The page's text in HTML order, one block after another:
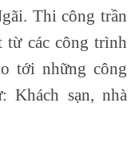
Thi công trần
từ các công trình
tới những công
Khách sạn, nhà